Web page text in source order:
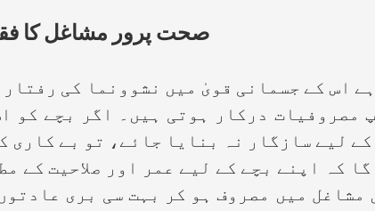
صحت پرور مشاغل کا
کے جسمانی قویٰ میں نشوونما کی رفتار
مصروفیات درکار ہوتی ہیں۔ اگر بچے کو
لیے سازگار نہ بنایا جائے، تو بے کاری
کہ اپنے بچے کے لیے عمر اور صلاحیت
مشاغل میں مصروف ہو کر بہت سی بری